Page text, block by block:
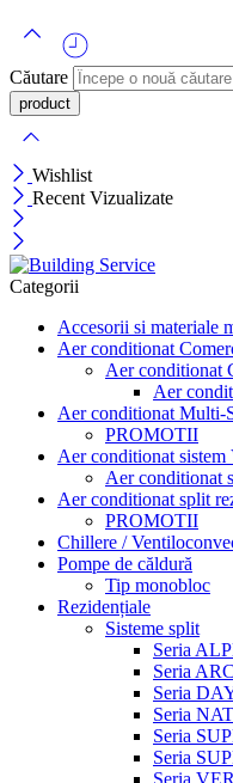
Căutare
Wishlist
Recent Vizualizate
Categorii
Accesorii si materiale
Aer conditionat
Aer conditionat
Aer
Aer conditionat Multi-
PROMOTII
Aer conditionat
Aer conditionat
Aer conditionat split
PROMOTII
Chillere /
Pompe de căldură
Tip monobloc
Rezidențiale
Sisteme split
Seria
Seria
Seria
Seria
Seria
Seria
Seria